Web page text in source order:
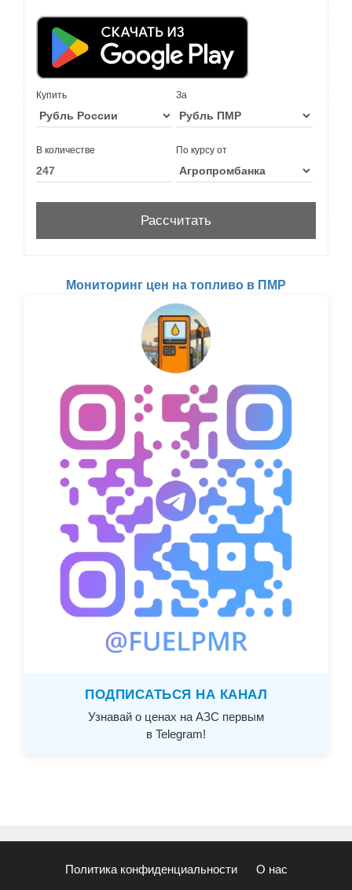
Купить За
В количестве По курсу от
Мониторинг цен на топливо в ПМР
ПОДПИСАТЬСЯ НА КАНАЛ
Узнавай о ценах на АЗС первым
в Telegram!
Политика конфиденциальности О нас